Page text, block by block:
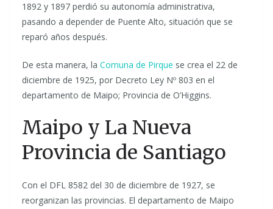
1892 y 1897 perdió su autonomía administrativa,
pasando a depender de Puente Alto, situación que se
reparó años después.
De esta manera, la Comuna de Pirque se crea el 22 de
diciembre de 1925, por Decreto Ley Nº 803 en el
departamento de Maipo; Provincia de O’Higgins.
Maipo y La Nueva
Provincia de Santiago
Con el DFL 8582 del 30 de diciembre de 1927, se
reorganizan las provincias. El departamento de Maipo